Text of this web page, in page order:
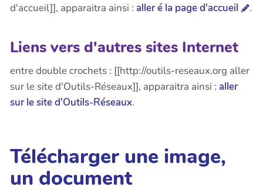
d'accueil]], apparaitra ainsi : aller é la page d'accueil .
Liens vers d'autres sites Internet
entre double crochets : [[http://outils-reseaux.org aller
sur le site d'Outils-Réseaux]], apparaitra ainsi : aller
sur le site d'Outils-Réseaux.
Télécharger une image,
un document